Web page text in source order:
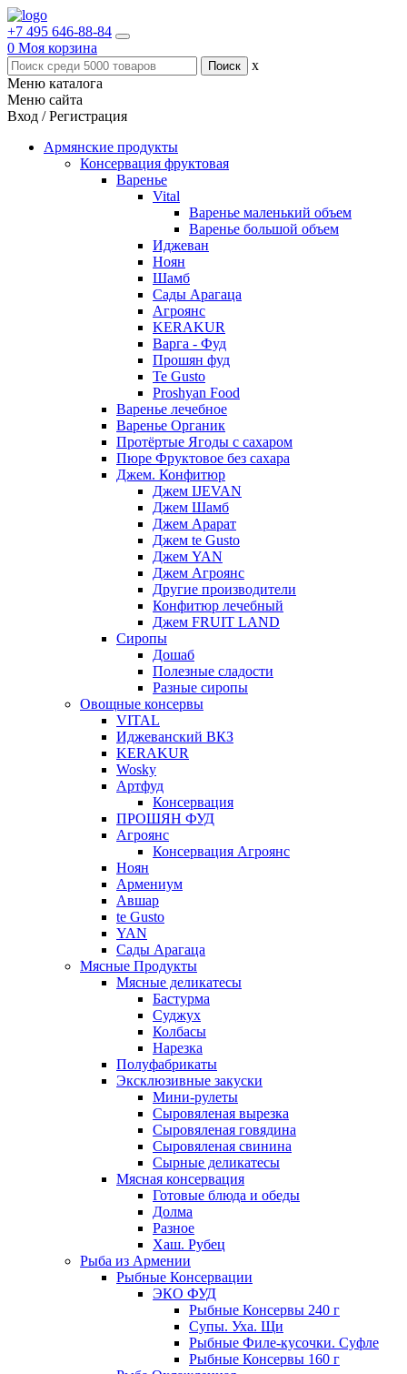
+7 495 646-88-84
0 Моя корзина
x
Меню каталога
Меню сайта
Вход / Регистрация
Армянские продукты
Консервация фруктовая
Варенье
Vital
Варенье маленький объем
Варенье большой объем
Иджеван
Ноян
Шамб
Сады Арагаца
Агроянс
KERAKUR
Варга - Фуд
Прошян фуд
Te Gusto
Proshyan Food
Варенье лечебное
Варенье Органик
Протёртые Ягоды с сахаром
Пюре Фруктовое без сахара
Джем. Конфитюр
Джем IJEVAN
Джем Шамб
Джем Арарат
Джем te Gusto
Джем YAN
Джем Агроянс
Другие производители
Конфитюр лечебный
Джем FRUIT LAND
Сиропы
Дошаб
Полезные сладости
Разные сиропы
Овощные консервы
VITAL
Иджеванский ВКЗ
KERAKUR
Wosky
Артфуд
Консервация
ПРОШЯН ФУД
Агроянс
Консервация Агроянс
Ноян
Армениум
Авшар
te Gusto
YAN
Сады Арагаца
Мясные Продукты
Мясные деликатесы
Бастурма
Суджух
Колбасы
Нарезка
Полуфабрикаты
Эксклюзивные закуски
Мини-рулеты
Сыровяленая вырезка
Сыровяленая говядина
Сыровяленая свинина
Сырные деликатесы
Мясная консервация
Готовые блюда и обеды
Долма
Разное
Хаш. Рубец
Рыба из Армении
Рыбные Консервации
ЭКО ФУД
Рыбные Консервы 240 г
Супы. Уха. Щи
Рыбные Филе-кусочки. Суфле
Рыбные Консервы 160 г